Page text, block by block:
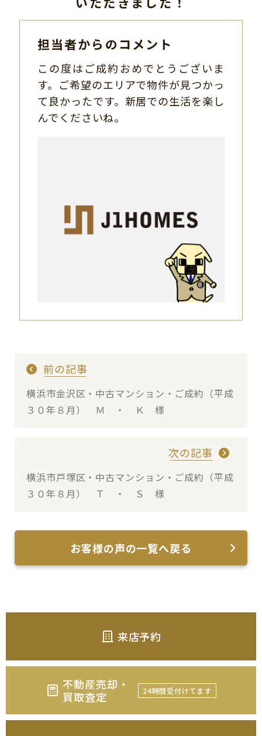
担当者からのコメント
この度はご成約おめでとうございま
す。ご希望のエリアで物件が見つかっ
て良かったです。新居での生活を楽し
んでくださいね。
前の記事
横浜市金沢区・中古マンション・ご成約（平成
３０年８月） Ｍ ・ Ｋ 様
次の記事
横浜市戸塚区・中古マンション・ご成約（平成
３０年８月） Ｔ ・ Ｓ 様
お客様の声の一覧へ戻る
来店予約
不動産売却・
買取査定
24時間受付けてます